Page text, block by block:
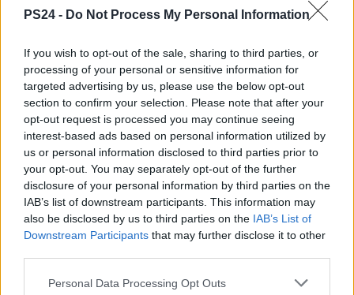
PS24 - Do Not Process My Personal Information
If you wish to opt-out of the sale, sharing to third parties, or
processing of your personal or sensitive information for
targeted advertising by us, please use the below opt-out
section to confirm your selection. Please note that after your
opt-out request is processed you may continue seeing
interest-based ads based on personal information utilized by
us or personal information disclosed to third parties prior to
your opt-out. You may separately opt-out of the further
disclosure of your personal information by third parties on the
IAB’s list of downstream participants. This information may
also be disclosed by us to third parties on the IAB’s List of
Downstream Participants that may further disclose it to other
Personal Data Processing Opt Outs
Ora è anche ufficiale: Giannini è del Potenza
A segno la nostra anticipazione di mercoledì mattina